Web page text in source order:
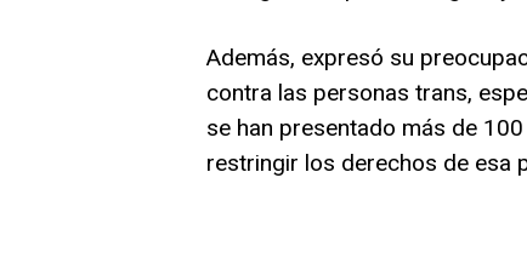
Además, expresó su
contra las personas trans,
se han presentado más de
restringir los derechos de esa